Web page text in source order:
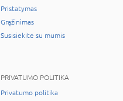
Pristatymas
Grąžinimas
Susisiekite su mumis
PRIVATUMO POLITIKA
Privatumo politika